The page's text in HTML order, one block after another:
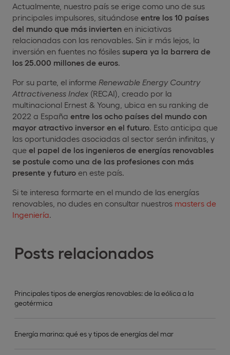
Posts relacionados
Principales tipos de energías renovables: de la eólica a la
geotérmica
Energía marina: qué es y tipos de energías del mar
Actualmente, nuestro país se erige como uno de sus
principales impulsores, situándose entre los 10 países
del mundo que más invierten en iniciativas
relacionadas con las renovables. Sin ir más lejos, la
inversión en fuentes no fósiles supera ya la barrera de
los 25.000 millones de euros
Por su parte, el informe Renewable Energy Country
Attractiveness Index (RECAI), creado por la
multinacional Ernest & Young, ubica en su ranking de
2022 a España entre los ocho países del mundo con
mayor atractivo inversor en el futuro . Esto anticipa que
las oportunidades asociadas al sector serán infinitas, y
que el papel de los ingenieros de energías renovables
se postule como una de las profesiones con más
presente y futuro en este país.
Si te interesa formarte en el mundo de las energías
renovables, no dudes en consultar nuestros masters de
Ingeniería